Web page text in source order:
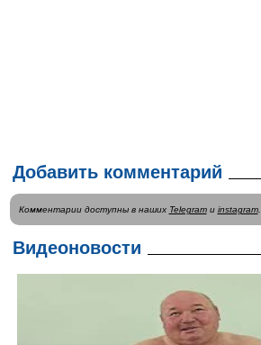
Добавить комментарий
Комментарии доступны в наших Telegramи instagram.
Видеоновости